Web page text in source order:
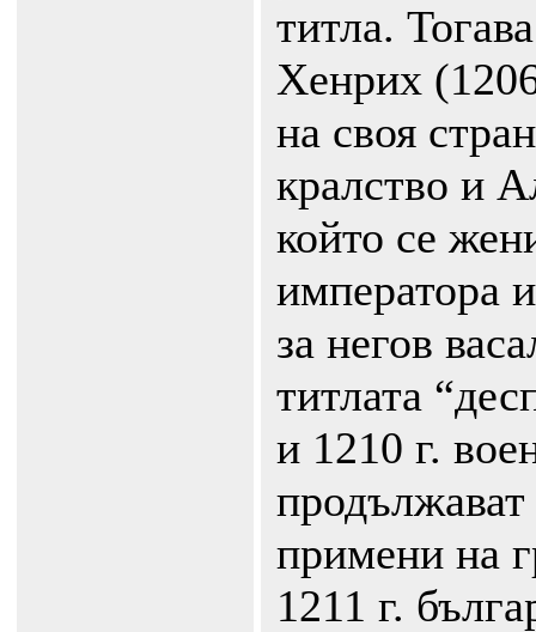
титла.
Хенрих
на своя
кралство и
който се
императора
за негов
титлата
и 1210 г.
примени на
1211 г.